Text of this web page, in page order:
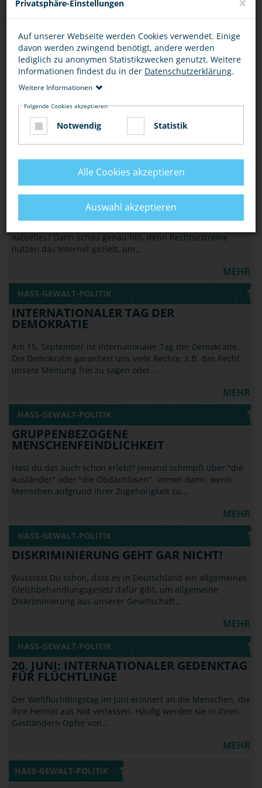
Beziehe Stellung gegen rassistische und…
HASS-GEWALT-POLITIK
„HIDDEN CODES“ – NEUES SPIEL ERKLÄRT
RADIKALISIERUNG
Eine Radikalisierung bei Deinen Freunden, in der
Schulklasse oder in den sozialen Netzwerken selbst zu
erkennen und dagegen erste Schritte unternehmen…
HASS-GEWALT-POLITIK
VORSICHT VOR FALSCHMELDUNGEN IM
Aktuelles? Dann schau genau hin, denn Rechtsextreme
nutzen das Internet gezielt, um…
MEHR
HASS-GEWALT-POLITIK
INTERNATIONALER TAG DER
DEMOKRATIE
Am 15. September ist Internationaler Tag der Demokratie.
Die Demokratie garantiert uns viele Rechte, z.B. das Recht
unsere Meinung frei zu sagen oder…
MEHR
HASS-GEWALT-POLITIK
GRUPPENBEZOGENE
MENSCHENFEINDLICHKEIT
Hast du das auch schon erlebt? Jemand schimpft über "die
Ausländer" oder "die Obdachlosen". Immer dann, wenn
Menschen aufgrund ihrer Zugehörigkeit zu…
MEHR
HASS-GEWALT-POLITIK
DISKRIMINIERUNG GEHT GAR NICHT!
Wusstest Du schon, dass es in Deutschland ein allgemeines
Gleichbehandlungsgesetz dafür gibt, um allgemeine
Diskriminierung aus unserer Gesellschaft…
MEHR
HASS-GEWALT-POLITIK
20. JUNI: INTERNATIONALER GEDENKTAG
FÜR FLÜCHTLINGE
Der Weltflüchtlingstag im Juni erinnert an die Menschen, die
ihre Heimat aus Not verlassen. Häufig werden sie in ihren
Gastländern Opfer von…
MEHR
HASS-GEWALT-POLITIK
Privatsphäre-Einstellungen
Auf unserer Webseite werden Cookies verwendet. Einige
davon werden zwingend benötigt, andere werden
lediglich zu anonymen Statistikzwecken genutzt. Weitere
Informationen findest du in der Datenschutzerklärung.
Weitere Informationen
Folgende Cookies akzeptieren
Notwendig Statistik
Alle Cookies akzeptieren
Auswahl akzeptieren